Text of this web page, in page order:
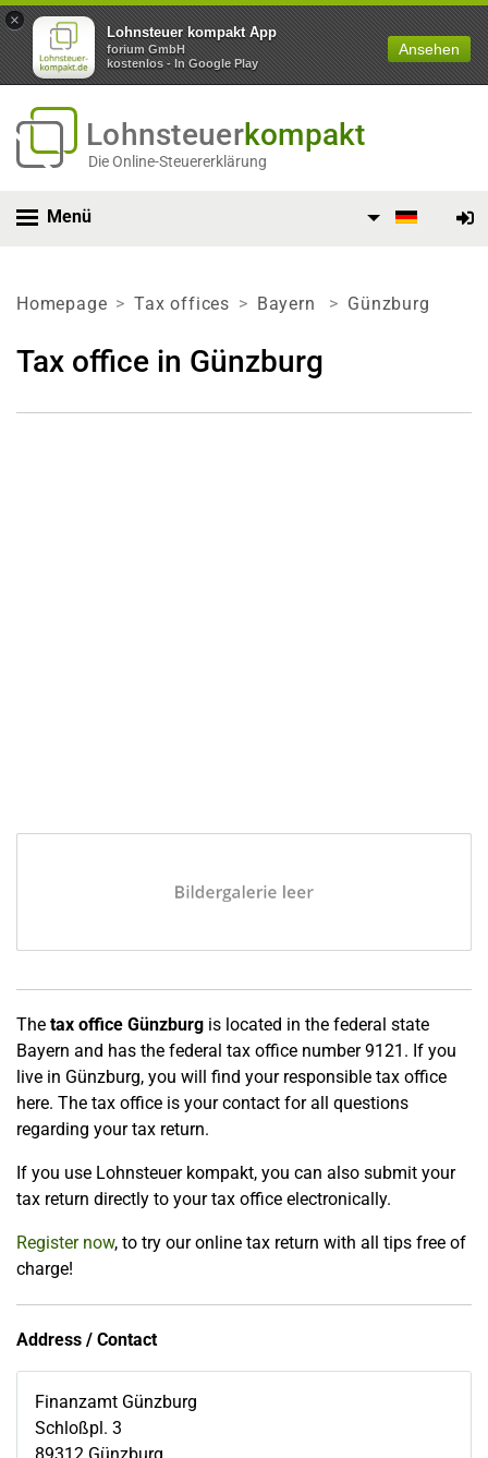
×
Lohnsteuer kompakt App
forium GmbH
kostenlos - In Google Play
Ansehen
Lohnsteuerkompakt
Die Online-Steuererklärung
Menü
Homepage Tax offices Bayern Günzburg
Tax office in Günzburg
The tax office Günzburg is located in the federal state
Bayern and has the federal tax office number 9121. If you
live in Günzburg, you will find your responsible tax office
here. The tax office is your contact for all questions
regarding your tax return.
If you use Lohnsteuer kompakt, you can also submit your
tax return directly to your tax office electronically.
Register now, to try our online tax return with all tips free of
charge!
Address / Contact
Finanzamt Günzburg
Schloßpl. 3